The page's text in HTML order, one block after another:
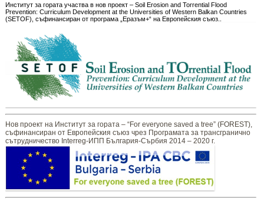
Институт за гората участва в нов проект – Soil Erosion and Torrential Flood
Prevention: Curriculum Development at the Universities of Western Balkan Countries
(SETOF), съфинансиран от програма „Еразъм+“ на Европейския съюз..
Нов проект на Институт за гората – “For everyone saved a tree” (FOREST),
съфинансиран от Европейския съюз чрез Програмата за трансгранично
сътрудничество Interreg-ИПП България-Сърбия 2014 – 2020 г.